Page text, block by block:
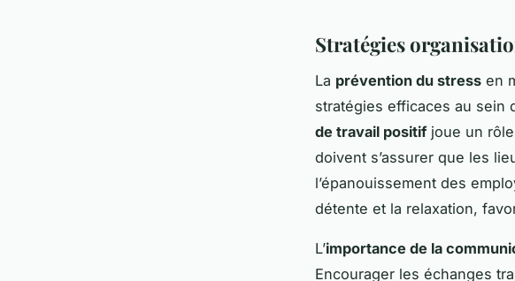
Stratégies
La prévention du stress en
stratégies efficaces au sein
de travail positifjoue un rôle
doivent s’assurer que les
l’épanouissement des
détente et la relaxation,
L’importance de la
Encourager les échanges